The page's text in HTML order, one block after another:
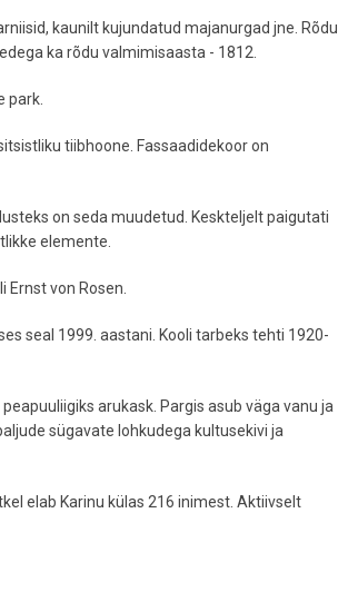
kaunilt kujundatud majanurgad jne. Rõdu
ka rõdu valmimisaasta - 1812.
park.
tiibhoone. Fassaadidekoor on
on seda muudetud. Keskteljelt paigutati
elemente.
von Rosen.
seal 1999. aastani. Kooli tarbeks tehti 1920-
arukask. Pargis asub väga vanu ja
sügavate lohkudega kultusekivi ja
elab Karinu külas 216 inimest. Aktiivselt